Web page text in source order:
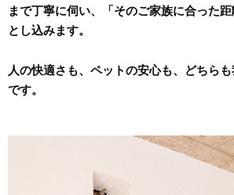
まで丁寧に伺い、「そのご家族に合った
とし込みます。
人の快適さも、ペットの安心も、どちら
です。